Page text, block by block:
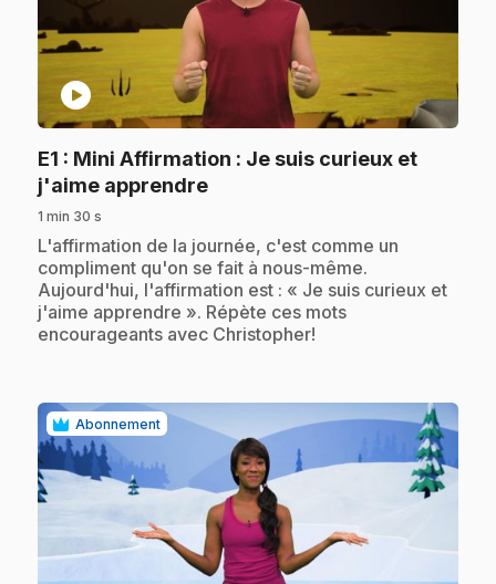
play_circle
E1 : Mini Affirmation : Je suis curieux et
j'aime apprendre.
1 min 30 s
.L'affirmation de la journée, c'est comme un
compliment qu'on se fait à nous-même.
Aujourd'hui, l'affirmation est : « Je suis curieux et
j'aime apprendre ». Répète ces mots
encourageants avec Christopher!
Abonnement